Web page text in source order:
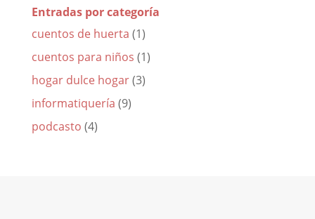
Entradas por categoría
cuentos de huerta (1)
cuentos para niños (1)
hogar dulce hogar(3)
informatiquería (9)
podcasto (4)